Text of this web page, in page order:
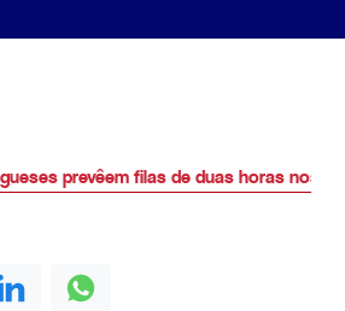
prevêem filas de duas horas nos